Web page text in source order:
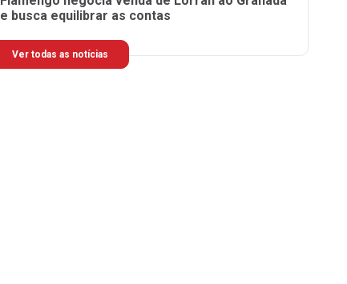
e busca equilibrar as contas
Ver todas as notícias